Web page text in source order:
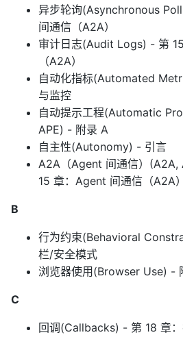
异步轮询(Asynchronous
间通信（A2A）
审计日志(Audit Logs) - 第
（A2A）
自动化指标(Automated
与监控
自动提示工程(Automatic
APE) - 附录 A
自主性(Autonomy) - 引言
A2A（Agent 间通信）
15 章：Agent 间通信（A2A）
B
行为约束(Behavioral
栏/安全模式
浏览器使用(Browser Use) -
C
回调(Callbacks) - 第 18 章